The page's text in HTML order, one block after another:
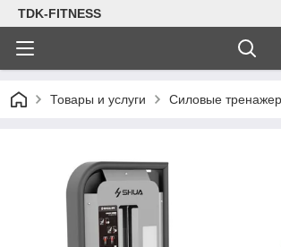
TDK-FITNESS
Товары и услуги Силовые